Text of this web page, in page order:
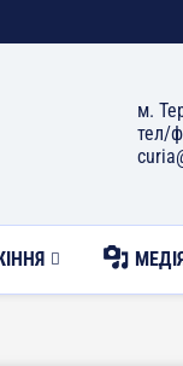
м.
тел/